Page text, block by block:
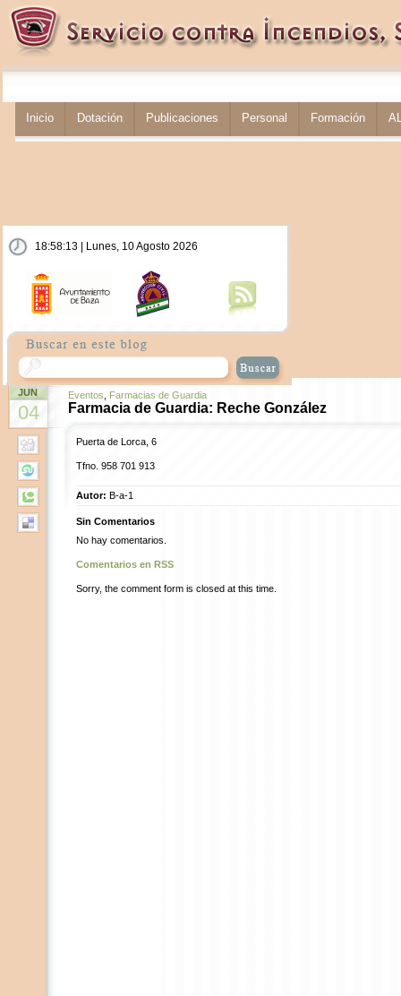
Inicio Dotación Publicaciones Personal Formación
18:58:13 | Lunes, 10 Agosto 2026
JUN
04
Eventos Farmacias de Guardia
Farmacia de Guardia: Reche González
Puerta de Lorca, 6
Tfno. 958 701 913
Autor: B-a-1
Sin Comentarios
No hay comentarios.
Comentarios en RSS
Sorry, the comment form is closed at this time.